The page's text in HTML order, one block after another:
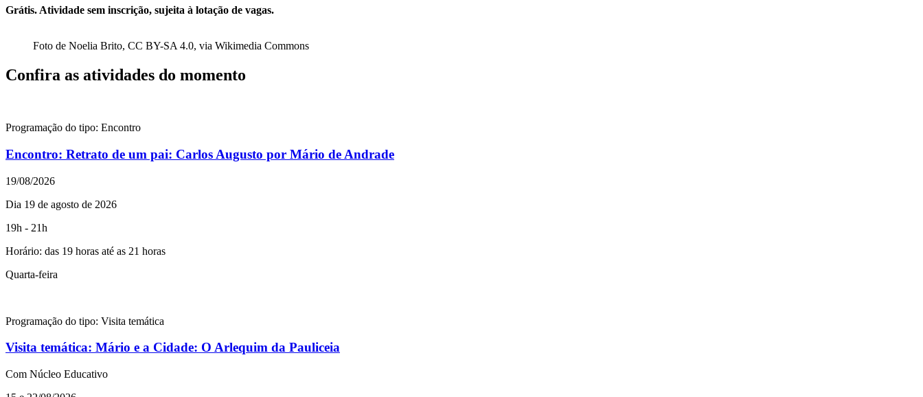
Grátis. Atividade sem inscrição, sujeita à lotação de vagas.
Foto de Noelia Brito, CC BY-SA 4.0, via Wikimedia Commons
Confira as atividades do momento
Programação do tipo: Encontro
Encontro: Retrato de um pai: Carlos Augusto por Mário de Andrade
19/08/2026
Dia 19 de agosto de 2026
19h - 21h
Horário: das 19 horas até as 21 horas
Quarta-feira
Programação do tipo: Visita temática
Visita temática: Mário e a Cidade: O Arlequim da Pauliceia
Com Núcleo Educativo